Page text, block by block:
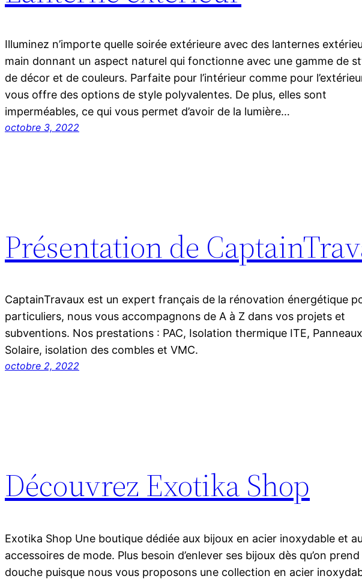
Illuminez n’importe quelle soirée extérieure avec des lanternes
main donnant un aspect naturel qui fonctionne avec une gamme de
de décor et de couleurs. Parfaite pour l’intérieur comme pour
vous offre des options de style polyvalentes. De plus, elles sont
imperméables, ce qui vous permet d’avoir de la lumière…
octobre 3, 2022
Présentation de
CaptainTravaux est un expert français de la rénovation énergétique
particuliers, nous vous accompagnons de A à Z dans vos projets et
subventions. Nos prestations : PAC, Isolation thermique ITE, Panneaux
Solaire, isolation des combles et VMC.
octobre 2, 2022
Découvrez Exotika Shop
Exotika Shop Une boutique dédiée aux bijoux en acier inoxydable et
accessoires de mode. Plus besoin d’enlever ses bijoux dès qu’on
douche puisque nous vous proposons une collection en acier